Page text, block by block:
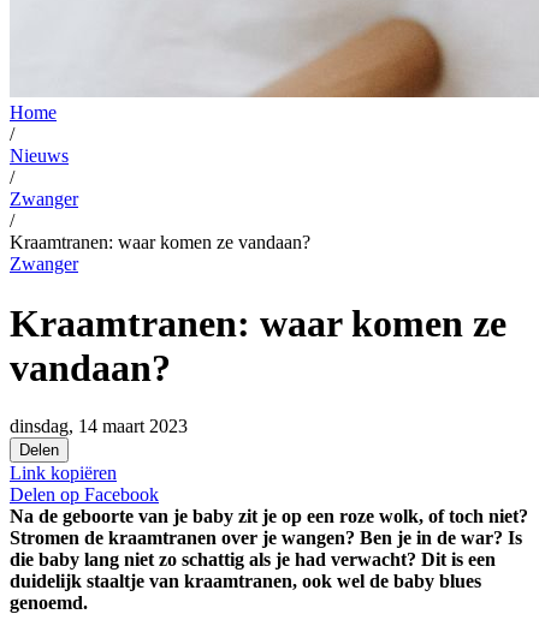
Home
/
Nieuws
/
Zwanger
/
Kraamtranen: waar komen ze vandaan?
Zwanger
Kraamtranen: waar komen ze
vandaan?
dinsdag, 14 maart 2023
Delen
Link kopiëren
Delen op Facebook
Na de geboorte van je baby zit je op een roze wolk, of toch niet?
Stromen de kraamtranen over je wangen? Ben je in de war? Is
die baby lang niet zo schattig als je had verwacht? Dit is een
duidelijk staaltje van kraamtranen, ook wel de baby blues
genoemd.